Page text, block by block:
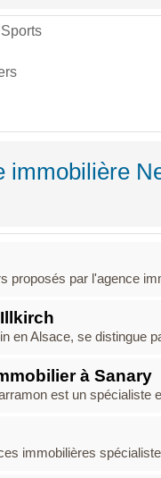
immobilière
proposés par l'agence
en Alsace, se distingue
à Sanary
est un spécialiste
immobilières